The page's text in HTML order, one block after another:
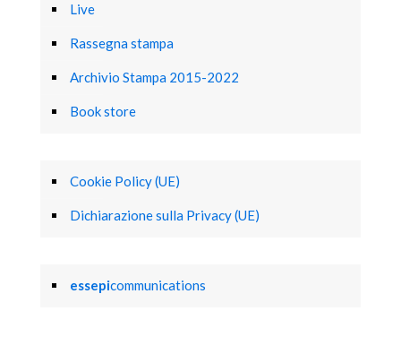
Live
Rassegna stampa
Archivio Stampa 2015-2022
Book store
Cookie Policy (UE)
Dichiarazione sulla Privacy (UE)
essepicommunications